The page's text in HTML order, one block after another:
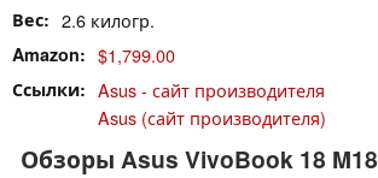
Вес 2.6 килогр.
Amazon $1,799.00
Ссылки
Asus - сайт производителя
Asus (сайт производителя)
Обзоры Asus VivoBook 18